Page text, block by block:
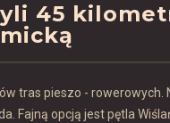
45
tras pieszo - rowerowych.
Fajną opcją jest pętla